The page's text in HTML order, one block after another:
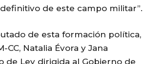
de este campo militar”.
de esta formación política,
CC, Natalia Évora y Jana
de Ley dirigida al Gobierno de